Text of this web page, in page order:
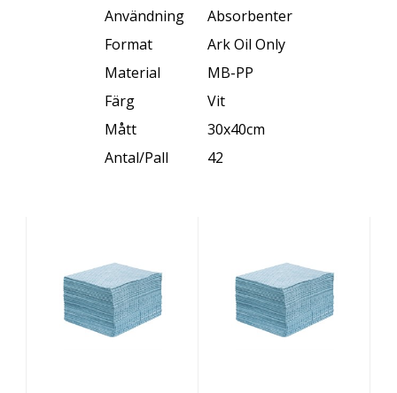
Användning
Absorbenter
Format
Ark Oil Only
Material
MB-PP
Färg
Vit
Mått
30x40cm
Antal/Pall
42